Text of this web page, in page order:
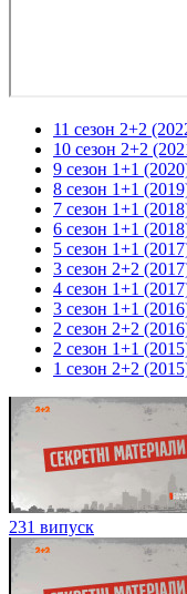
11 сезон 2+2
10 сезон 2+2
9 сезон 1+1
8 сезон 1+1
7 сезон 1+1
6 сезон 1+1
5 сезон 1+1
3 сезон 2+2
4 сезон 1+1
3 сезон 1+1
2 сезон 2+2
2 сезон 1+1
1 сезон 2+2
231 випуск